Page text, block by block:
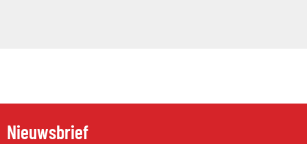
Nieuwsbrief